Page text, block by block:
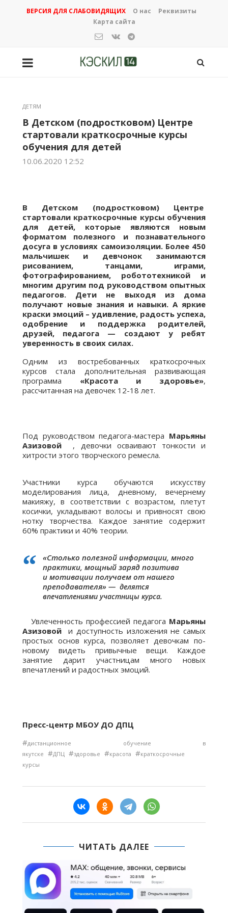
ВЕРСИЯ ДЛЯ СЛАБОВИДЯЩИХ О нас
Реквизиты
Карта сайта
ДЕТЯМ
В Детском (подростковом) Центре
стартовали краткосрочные курсы
обучения для детей
10.06.2020 12:52
В Детском (подростковом) Центре
стартовали краткосрочные курсы обучения
для детей, которые являются новым
форматом полезного и познавательного
досуга в условиях самоизоляции. Более 450
мальчишек и девчонок занимаются
рисованием, танцами, играми,
фотографированием, робототехникой и
многим другим под руководством опытных
педагогов. Дети не выходя из дома
получают новые знания и навыки. А яркие
краски эмоций – удивление, радость успеха,
одобрение и поддержка родителей,
друзей, педагога — создают у ребят
уверенность в своих силах.
Одним из востребованных краткосрочных
курсов стала дополнительная развивающая
программа «Красота и здоровье»,
рассчитанная на девочек 12-18 лет.
Под руководством педагога-мастера Марьяны
Азизовой
, девочки осваивают тонкости и
хитрости этого творческого ремесла.
Участники курса обучаются искусству
моделирования лица, дневному, вечернему
макияжу, в соответствии с возрастом, плетут
косички, укладывают волосы и привносят свою
нотку творчества. Каждое занятие содержит
60% практики и 40% теории.
«Столько полезной информации, много
практики, мощный заряд позитива
и мотивации получаем от нашего
преподавателя» — делятся
впечатлениями участницы курса.
⠀ Увлеченность профессией педагога Марьяны
Азизовой и доступность изложения не самых
простых основ курса, позволяет девочкам по-
новому видеть привычные вещи. Каждое
занятие дарит участницам много новых
впечатлений и радостных эмоций.
Пресс-центр МБОУ ДО ДПЦ
#дистанционное обучение в
якутске #ДПЦ #здоровье #красота #краткосрочные
курсы
ЧИТАТЬ ДАЛЕЕ